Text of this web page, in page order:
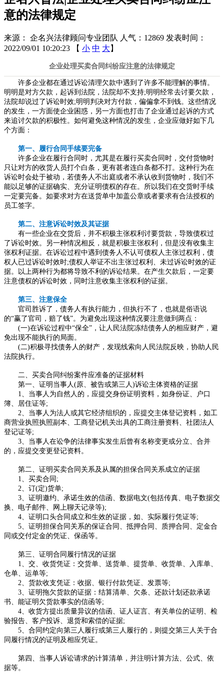
意的法律规定
来源： 企名兴法律顾问专业团队 人气：12869 发表时间：
2022/09/01 10:20:23
【 小 中 大 】
企业处理买卖合同纠纷应注意的法律规定
许多企业都在通过诉讼清理欠款中遇到了许多不能理解的事情。
明明是对方欠款，起诉到法院，法院却不支持;明明经常去讨要欠款，
法院却说过了诉讼时效;明明判决对方付款，偏偏拿不到钱。这些情况
的发生，一方面使企业困惑，另一方面也打击了企业通过起诉的方式
来追讨欠款的积极性。如何避免这种情况的发生，企业应做好如下几
个方面：
第一、履行合同手续要完备
许多企业在履行合同时，尤其是在履行买卖合同时，交付货物时
只让对方的收货人员打个白条，更有甚者连白条都不打。这种行为在
诉讼时会处于被动，若债务人不出庭或者不承认收到货物时，我们不
能以足够的证据确实、充分证明债权的存在。所以我们在交货时手续
一定要完备。如要求对方在送货单中加盖公章或者要求有合法授权的
员工签字。
第二、注意诉讼时效及其证据
有一些企业在交货后，并不积极主张权利 讨要货款，导致债权过
了诉讼时效。另一种情况相反，就是积极主张权利，但是没有收集主
张权利证据。在诉讼过程中遇到债务人不认可债权人主张过权利，债
权人已过诉讼时效时;债权人举证不出主张过权利、未过诉讼时效的证
据。以上两种行为都将导致不利的诉讼结果。在产生欠款后，一定要
注意债权的诉讼时效，同时注意收集主张权利的证据。
第三、注意保全
官司胜诉了，债务人有执行能力，但执行不了，也就是俗语说
的“赢了官司，赔了钱”。为避免出现这种情况要注意做到 两点：
(一)在诉讼过程中“保全”，让人民法院冻结债务人的相应财产，避
免出现不能执行的局面。
(二)积极寻找债务人的财产，发现线索向人民法院反映，协助人民
法院执行。
二、买卖合同纠纷案件应准备的证据材料
第一、证明当事人 (原、被告或第三人)诉讼主体资格的证据
1、当事人为自然人的，应提交身份证明资料，如身份证、户口
簿、居住证等;
2、当事人为法人或其它经济组织的，应提交主体登记资料，如工
商营业执照执照副本、工商登记机关出具的工商注册资料、社团法人
登记证等;
3、当事人在讼争的法律事实发生后曾有名称变更或分立、合并
的，应提交变更登记资料。
第二、证明买卖合同关系及从属的担保合同关系成立的证据
1、买卖合同;
2、订(定)货单;
3、证明邀约、承诺生效的信函、数据电文(包括传真、电子数据交
换、电子邮件
网上聊天记录等);
4、证明口头合同成立和生效的证据，如、实际履行凭证等;
5、证明担保合同关系的保证合同、抵押合同、质押合同、定金合
同或交付定金的凭证、保函等。
第三、证明合同履行情况的证据
1、交、收货凭证：交货单、送货单、提货单、收货单、入库单、
仓单、运单等;
2、货款收支凭证：收据、银行付款凭证、发票等;
3、证明拖欠货款的证据：结算清单、欠条、还款计划还款承诺
书、能证明欠货款事实的信函等;
4、收货方提出质量异议的信函、证人证言、有关单位的证明、检
验报告、客户投诉、退货和索偿的证据;
5、合同约定向第三人履行或第三人履行的，则提交第三人关于合
同履行情况的证明及相应凭证。
第四、当事人诉讼请求的计算清单，并注明计算方法、公式、依
据等。